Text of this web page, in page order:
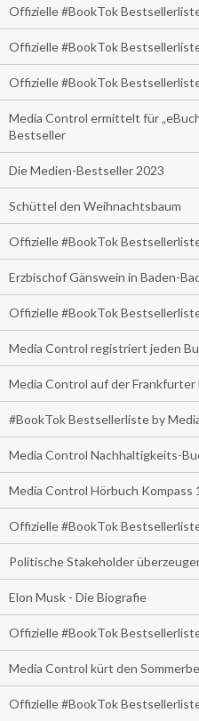
Offizielle #BookTok
Offizielle #BookTok
Offizielle #BookTok
Media Control ermittelt für
Bestseller
Die Medien-Bestseller 2023
Schüttel den Weihnachtsbaum
Offizielle #BookTok
Erzbischof Gänswein in Baden-
Offizielle #BookTok
Media Control registriert jeden
Media Control auf der Frankfurter
#BookTok Bestsellerliste by
Media Control Nachhaltigkeits-
Media Control Hörbuch Kompass
Offizielle #BookTok
Politische Stakeholder
Elon Musk - Die Biografie
Offizielle #BookTok
Media Control kürt den
Offizielle #BookTok